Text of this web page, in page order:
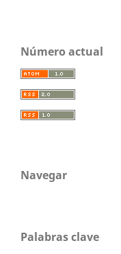
Número actual
Navegar
Palabras clave